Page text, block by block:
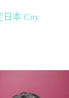
日本 City